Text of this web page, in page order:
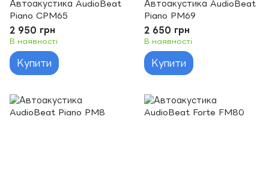
Автоакустика AudioBeat
Piano CPM65
2 950 грн
В наявності
Купити
Автоакустика AudioBeat
Piano PM69
2 650 грн
В наявності
Купити